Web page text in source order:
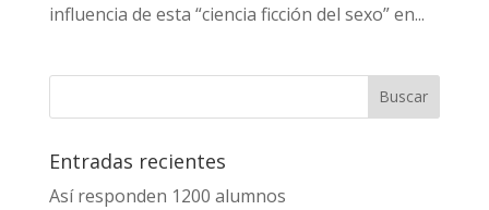
influencia de esta “ciencia ficción del sexo” en...
Entradas recientes
Así responden 1200 alumnos